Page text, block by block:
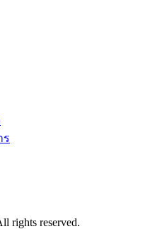
ร
rights reserved.